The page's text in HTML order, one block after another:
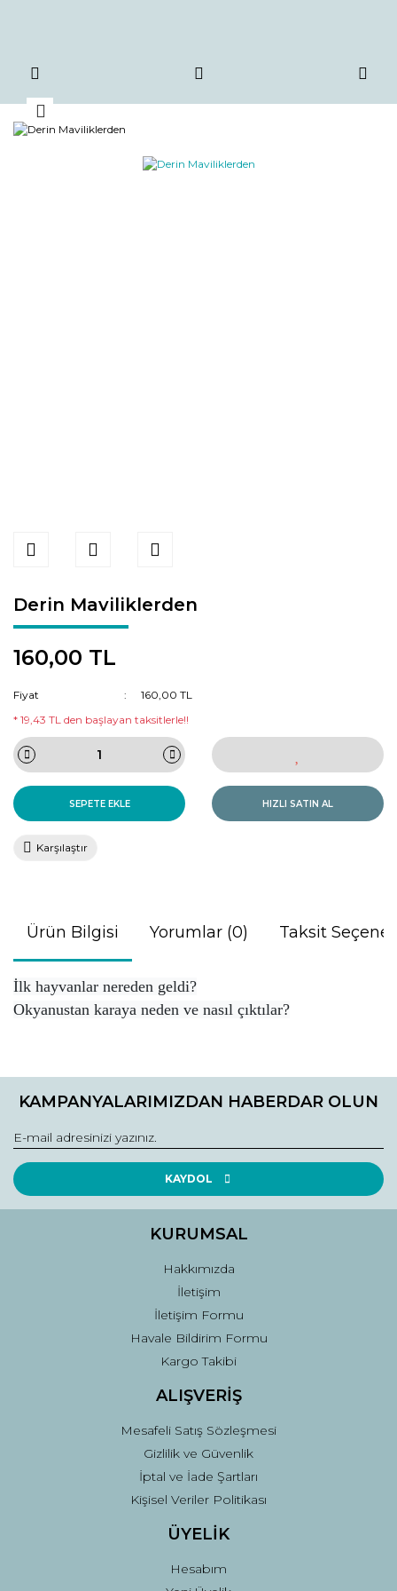
Derin Maviliklerden
160,00 TL
Fiyat
160,00 TL
* 19,43 TL den başlayan taksitlerle!!
SEPETE EKLE HIZLI SATIN AL
Karşılaştır
Ürün Bilgisi Yorumlar (0) Taksit
İlk hayvanlar nereden geldi?
Okyanustan karaya neden ve nasıl çıktılar?
konularda yetersiz gördüğünüz noktaları öneri formunu
Görüş ve önerileriniz için teşekkür ederiz.
Ürün resmi kalitesiz, bozuk veya görüntülenemiyor.
Ürün açıklamasında eksik bilgiler bulunuyor.
Ürün fiyatı diğer sitelerden daha pahalı.
Gönder
KAMPANYALARIMIZDAN HABERDAR OLUN
KAYDOL
KURUMSAL
Hakkımızda
İletişim
İletişim Formu
Havale Bildirim Formu
Kargo Takibi
ALIŞVERİŞ
Mesafeli Satış Sözleşmesi
Gizlilik ve Güvenlik
İptal ve İade Şartları
Kişisel Veriler Politikası
ÜYELİK
Hesabım